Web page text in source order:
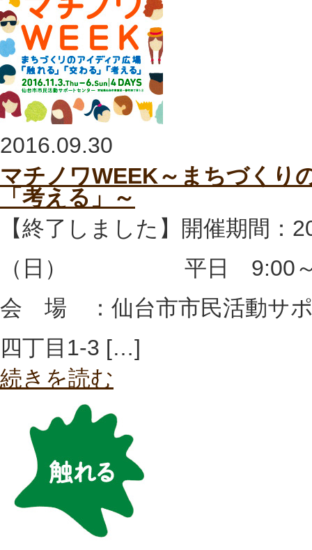
2016.09.30
マチノワWEEK～まちづくり
「考える」～
【終了しました】開催期間：
（日） 平日 9:00～
会 場 ：仙台市市民活動サ
四丁目1-3 […]
続きを読む